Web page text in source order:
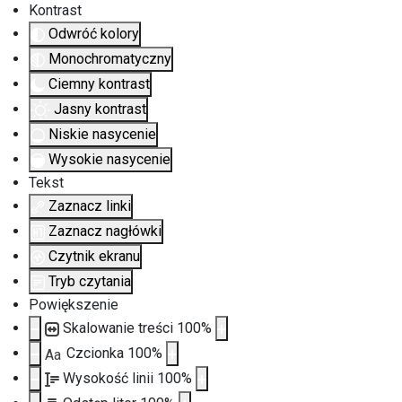
Kontrast
Odwróć kolory
Monochromatyczny
Ciemny kontrast
Jasny kontrast
Niskie nasycenie
Wysokie nasycenie
Tekst
Zaznacz linki
Zaznacz nagłówki
Czytnik ekranu
Tryb czytania
Powiększenie
Skalowanie treści 100%
Aa Czcionka 100%
Wysokość linii 100%